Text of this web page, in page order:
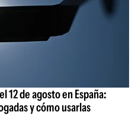
12 de agosto en España:
y cómo usarlas